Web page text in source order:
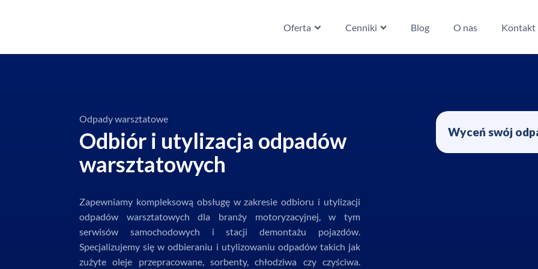
Oferta Cenniki Blog O nas Kontakt
Odpady warsztatowe
Odbiór i utylizacja odpadów
warsztatowych
Zapewniamy kompleksową obsługę w zakresie odbioru i utylizacji
odpadów warsztatowych dla branży motoryzacyjnej, w tym
serwisów samochodowych i stacji demontażu pojazdów.
Specjalizujemy się w odbieraniu i utylizowaniu odpadów takich jak
zużyte oleje przepracowane, sorbenty, chłodziwa czy czyściwa.
Wyceń swój